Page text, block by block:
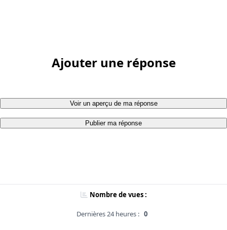
Ajouter une réponse
Voir un aperçu de ma réponse
Publier ma réponse
Nombre de vues :
Dernières 24 heures : 0